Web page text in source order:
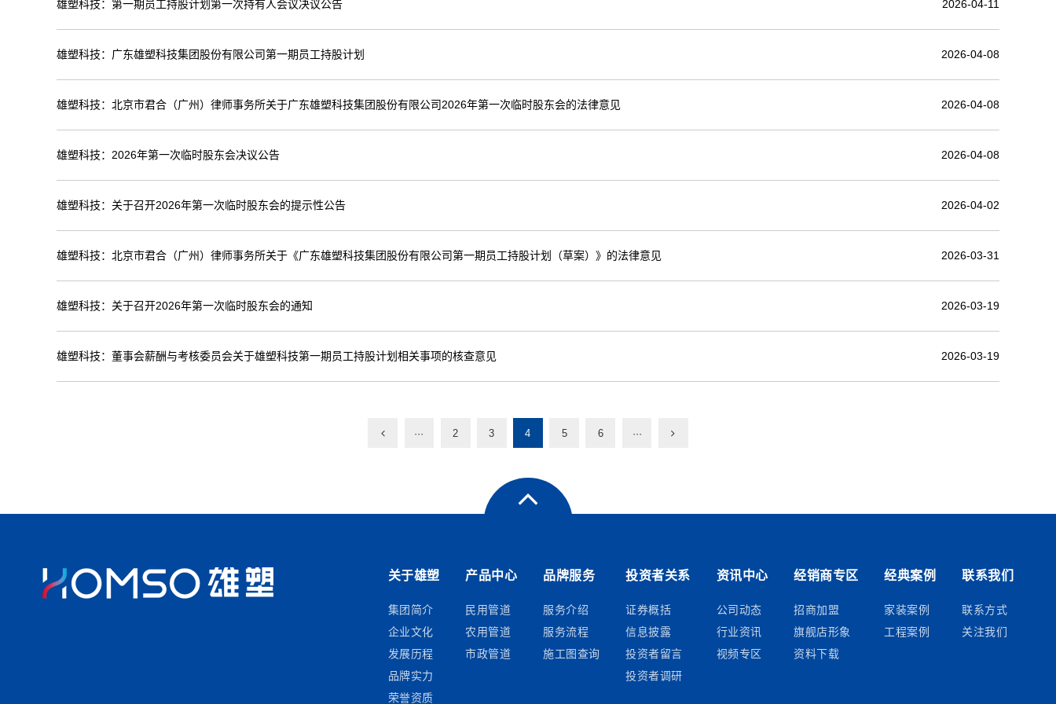
雄塑科技：第一期员工持股计划第一次持有人会议决议公告 2026-04-11
雄塑科技：广东雄塑科技集团股份有限公司第一期员工持股计划 2026-04-08
雄塑科技：北京市君合（广州）律师事务所关于广东雄塑科技集团股份有限公司2026年第一次临时股东会的法律意见 2026-04-08
雄塑科技：2026年第一次临时股东会决议公告 2026-04-08
雄塑科技：关于召开2026年第一次临时股东会的提示性公告 2026-04-02
雄塑科技：北京市君合（广州）律师事务所关于《广东雄塑科技集团股份有限公司第一期员工持股计划（草案）》的法律意见 2026-03-31
雄塑科技：关于召开2026年第一次临时股东会的通知 2026-03-19
雄塑科技：董事会薪酬与考核委员会关于雄塑科技第一期员工持股计划相关事项的核查意见 2026-03-19
··· 2 3 4 5 6 ···
关于雄塑
集团简介
企业文化
发展历程
品牌实力
荣誉资质
产品中心
民用管道
农用管道
市政管道
品牌服务
服务介绍
服务流程
施工图查询
投资者关系
证券概括
信息披露
投资者留言
投资者调研
资讯中心
公司动态
行业资讯
视频专区
经销商专区
招商加盟
旗舰店形象
资料下载
经典案例
家装案例
工程案例
联系我们
联系方式
关注我们